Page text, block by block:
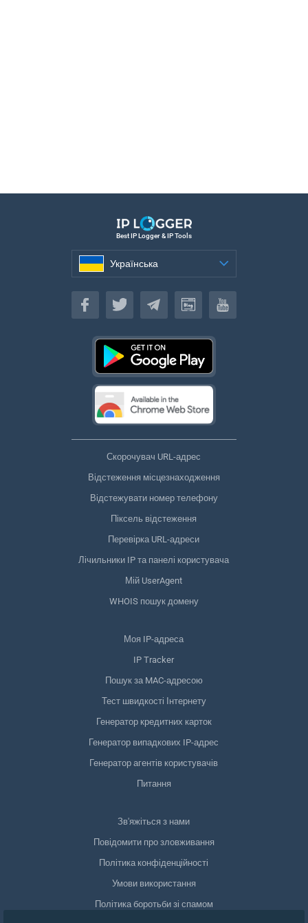
Best IP Logger & IP Tools
Українська
Українська
Скорочувач URL-адрес
Відстеження місцезнаходження
Відстежувати номер телефону
Піксель відстеження
Перевірка URL-адреси
Лічильники IP та панелі користувача
Мій UserAgent
WHOIS пошук домену
Моя IP-адреса
IP Tracker
Пошук за MAC-адресою
Тест швидкості Інтернету
Генератор кредитних карток
Генератор випадкових IP-адрес
Генератор агентів користувачів
Питання
Зв'яжіться з нами
Повідомити про зловживання
Політика конфіденційності
Умови використання
Політика боротьби зі спамом